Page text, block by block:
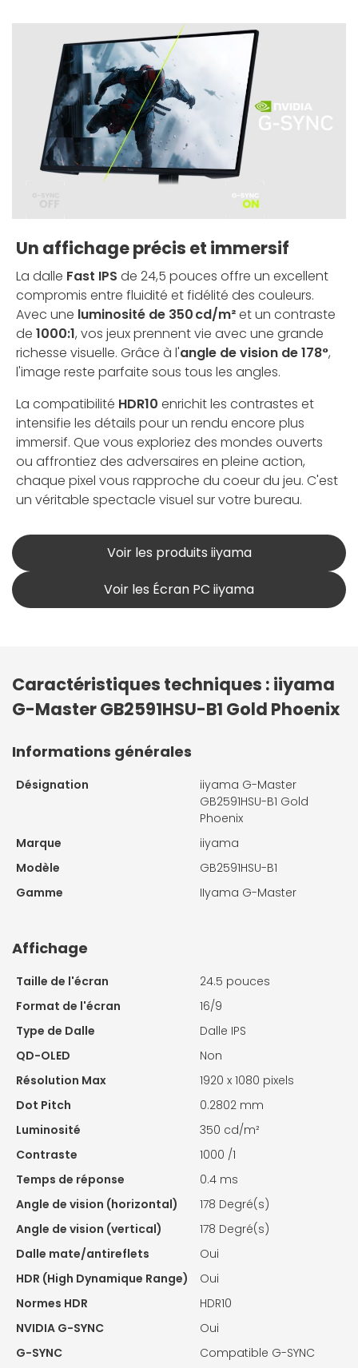
Un affichage précis et immersif
La dalle Fast IPS de 24,5 pouces offre un excellent
compromis entre fluidité et fidélité des couleurs.
Avec une luminosité de 350 cd/m²et un contraste
de 1000:1, vos jeux prennent vie avec une grande
richesse visuelle. Grâce à l'angle de vision de 178°,
l'image reste parfaite sous tous les angles.
La compatibilité HDR10 enrichit les contrastes et
intensifie les détails pour un rendu encore plus
immersif. Que vous exploriez des mondes ouverts
ou affrontiez des adversaires en pleine action,
chaque pixel vous rapproche du coeur du jeu. C'est
un véritable spectacle visuel sur votre bureau.
Voir les produits iiyama
Voir les Écran PC iiyama
Caractéristiques techniques : iiyama
G-Master GB2591HSU-B1 Gold Phoenix
Informations générales
Désignation
iiyama G-Master
GB2591HSU-B1 Gold
Phoenix
Marque
iiyama
Modèle
GB2591HSU-B1
Gamme
IIyama G-Master
Affichage
Taille de l'écran
24.5 pouces
Format de l'écran
16/9
Type de Dalle
Dalle IPS
QD-OLED
Non
Résolution Max
1920 x 1080 pixels
Dot Pitch
0.2802 mm
Luminosité
350 cd/m²
Contraste
1000 /1
Temps de réponse
0.4 ms
Angle de vision (horizontal)
178 Degré(s)
Angle de vision (vertical)
178 Degré(s)
Dalle mate/antireflets
Oui
HDR (High Dynamique Range)
Oui
Normes HDR
HDR10
NVIDIA G-SYNC
Oui
G-SYNC
Compatible G-SYNC